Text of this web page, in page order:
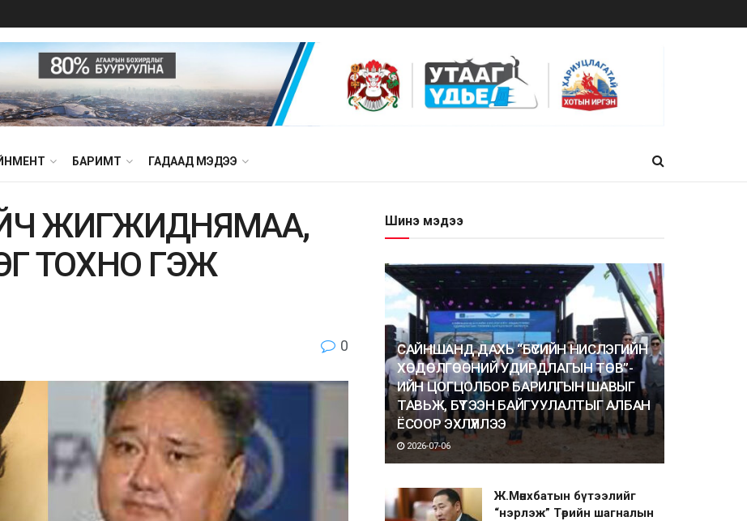
БАРИМТ ГАДААД МЭДЭЭ
ЖИГЖИДНЯМАА,
ТОХНО ГЭЖ
0
Шинэ мэдээ
САЙНШАНД ДАХЬ “БҮСИЙН НИСЛЭГИЙН
ХӨДӨЛГӨӨНИЙ УДИРДЛАГЫН ТӨВ”-
ИЙН ЦОГЦОЛБОР БАРИЛГЫН ШАВЫГ
ТАВЬЖ, БҮТЭЭН БАЙГУУЛАЛТЫГ АЛБАН
ЁСООР ЭХЛҮҮЛЛЭЭ
2026-07-06
Ж.Мөнхбатын бүтээлийг
“нэрлэж” Төрийн шагналын